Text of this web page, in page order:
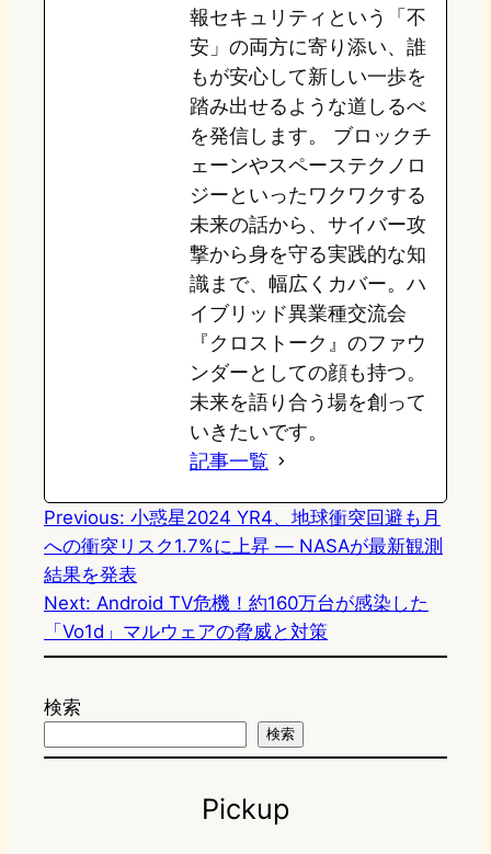
報セキュリティという「不
安」の両方に寄り添い、誰
もが安心して新しい一歩を
踏み出せるような道しるべ
を発信します。 ブロックチ
ェーンやスペーステクノロ
ジーといったワクワクする
未来の話から、サイバー攻
撃から身を守る実践的な知
識まで、幅広くカバー。ハ
イブリッド異業種交流会
『クロストーク』のファウ
ンダーとしての顔も持つ。
未来を語り合う場を創って
いきたいです。
記事一覧
Previous: 小惑星2024 YR4、地球衝突回避も月
への衝突リスク1.7%に上昇 — NASAが最新観測
結果を発表
Next: Android TV危機！約160万台が感染した
「Vo1d」マルウェアの脅威と対策
検索
検索
Pickup